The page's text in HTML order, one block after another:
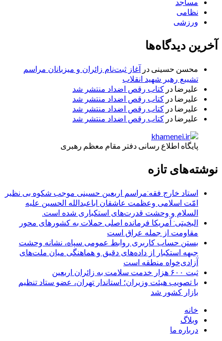
مساجد
نظامی
ورزشی
آخرین دیدگاه‌ها
محسن حسینی در آغاز ثبت‌نام زائران و میزبانان مراسم
تشییع رهبر شهید انقلاب
علیرضا در کتاب رقص اضداد منتشر شد
علیرضا در کتاب رقص اضداد منتشر شد
علیرضا در کتاب رقص اضداد منتشر شد
علیرضا در کتاب رقص اضداد منتشر شد
پایگاه اطلاع رسانی دفتر مقام معظم رهبری
نوشته‌های تازه
استاد خارج فقه:مراسم اربعین حسینی موجب شکوه بی نظیر
امّت اسلامی وعظمت عاشقان اباعبدالله الحسین علیه
السلام و وحشت قدرت‌های استکباری شده است.
البخیتی: آمریکا فرمانده اصلی حملات به کشورهای محور
مقاومت از جمله عراق است
بستن حساب کاربری روابط عمومی سپاه، نشانه‌ وحشت
جبهه استکبار از داده‌های دقیق و هماهنگی میان ملت‌های
آزادی‌خواه منطقه است
ثبت ۶۰۰ هزار خدمت سلامت به زائران اربعین
با تصویب هیئت وزیران؛ استاندار تهران، عضو ستاد تنظیم
بازار کشور شد
خانه
وبلاگ
درباره ما